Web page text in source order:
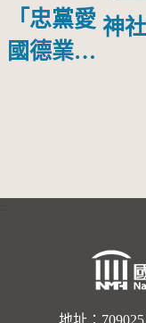
「忠黨愛
國德業並
神社
地址：